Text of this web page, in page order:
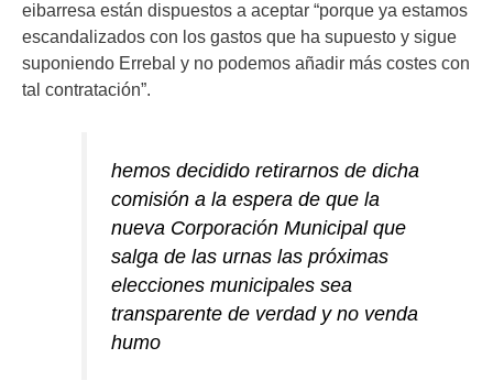
eibarresa están dispuestos a aceptar “porque ya estamos
escandalizados con los gastos que ha supuesto y sigue
suponiendo Errebal y no podemos añadir más costes con
tal contratación”.
hemos decidido retirarnos de dicha
comisión a la espera de que la
nueva Corporación Municipal que
salga de las urnas las próximas
elecciones municipales sea
transparente de verdad y no venda
humo